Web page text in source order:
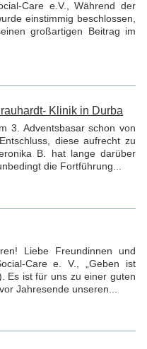
Care e.V., Während der
einstimmig beschlossen,
großartigen Beitrag im
Klinik in Durba
3. Adventsbasar schon von
diese aufrecht zu
B. hat lange darüber
die Fortführung...
Liebe Freundinnen und
Care e. V., „Geben ist
Es ist für uns zu einer guten
Jahresende unseren...